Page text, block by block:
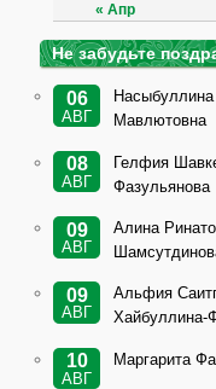
« Апр
Не забудьте
06
АВГ
Мавлютовна
08
АВГ
Гелфия
Фазульянова
09
АВГ
Алина
09
АВГ
Альфия
Хайбуллина-
10
АВГ
Маргарита